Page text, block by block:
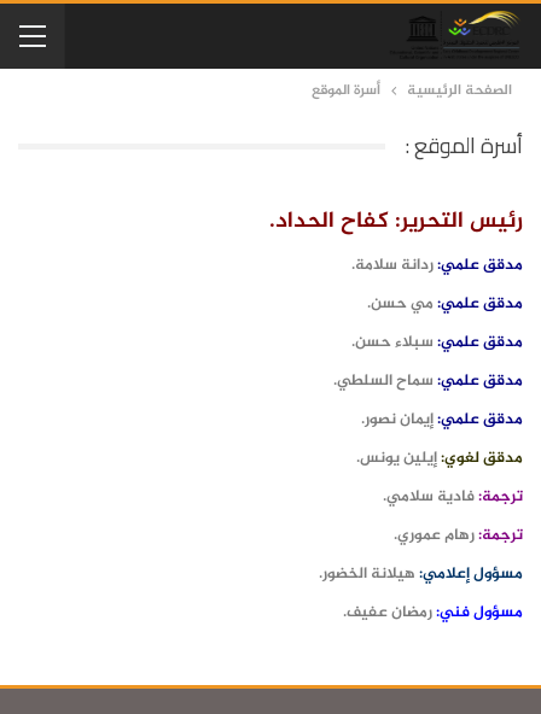
الصفحة الرئيسية أسرة الموقع
أسرة الموقع :
رئيس التحرير: كفاح الحداد.
مدقق علمي:ردانة سلامة.
مدقق علمي:مي حسن.
مدقق علمي:سبلاء حسن.
مدقق علمي:سماح السلطي.
مدقق علمي:إيمان نصور.
مدقق لغوي:إيلين يونس.
ترجمة:فادية سلامي.
ترجمة:رهام عموري.
مسؤول إعلامي:هيلانة الخضور.
مسؤول فني:رمضان عفيف.